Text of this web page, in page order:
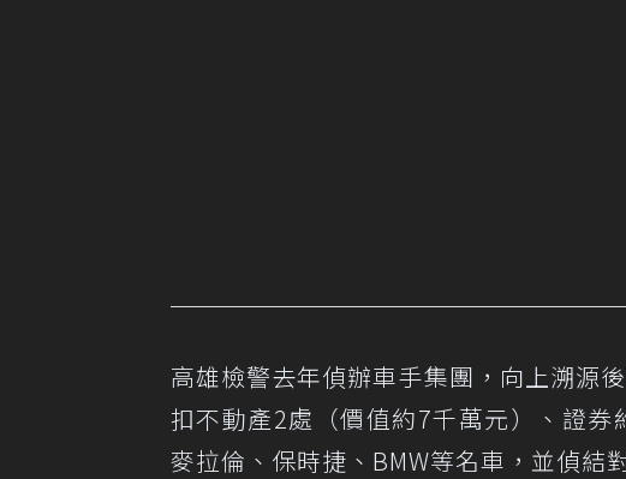
高雄檢警去年偵辦車手集團，向上溯源
扣不動產2處（價值約7千萬元）、證
麥拉倫、保時捷、BMW等名車，並偵結